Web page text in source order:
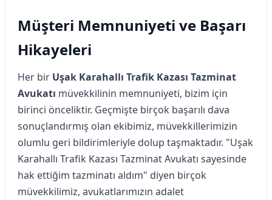
Müşteri Memnuniyeti ve Başarı
Hikayeleri
Her bir Uşak Karahallı Trafik Kazası Tazminat
Avukatı müvekkilinin memnuniyeti, bizim için
birinci önceliktir. Geçmişte birçok başarılı dava
sonuçlandırmış olan ekibimiz, müvekkillerimizin
olumlu geri bildirimleriyle dolup taşmaktadır. "Uşak
Karahallı Trafik Kazası Tazminat Avukatı sayesinde
hak ettiğim tazminatı aldım" diyen birçok
müvekkilimiz, avukatlarımızın adalet